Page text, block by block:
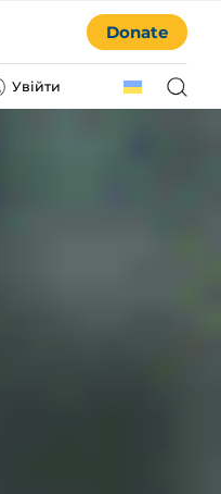
Увійти
Donate